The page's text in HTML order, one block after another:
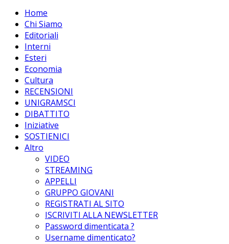
Home
Chi Siamo
Editoriali
Interni
Esteri
Economia
Cultura
RECENSIONI
UNIGRAMSCI
DIBATTITO
Iniziative
SOSTIENICI
Altro
VIDEO
STREAMING
APPELLI
GRUPPO GIOVANI
REGISTRATI AL SITO
ISCRIVITI ALLA NEWSLETTER
Password dimenticata ?
Username dimenticato?